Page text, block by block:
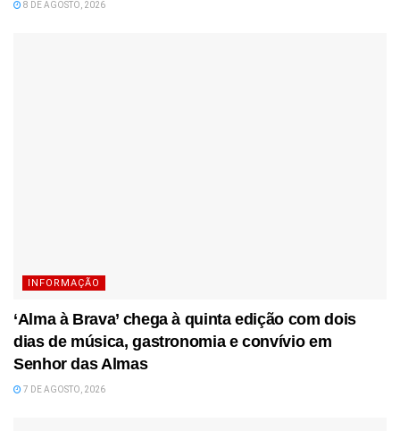
8 DE AGOSTO, 2026
INFORMAÇÃO
‘Alma à Brava’ chega à quinta edição com dois
dias de música, gastronomia e convívio em
Senhor das Almas
7 DE AGOSTO, 2026